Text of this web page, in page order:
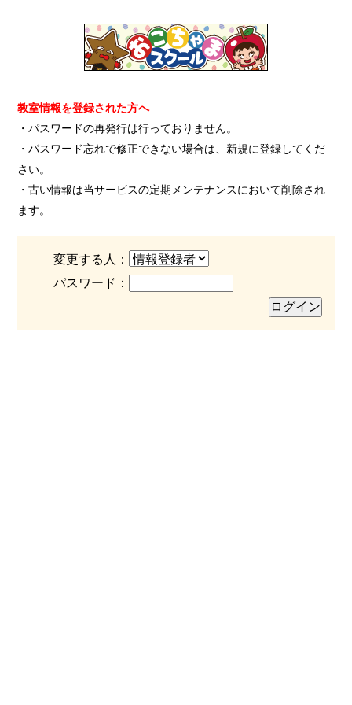
教室情報を登録された方へ
・パスワードの再発行は行っておりません。
・パスワード忘れで修正できない場合は、新規に登録してくだ
さい。
・古い情報は当サービスの定期メンテナンスにおいて削除され
ます。
変更する人：
パスワード：